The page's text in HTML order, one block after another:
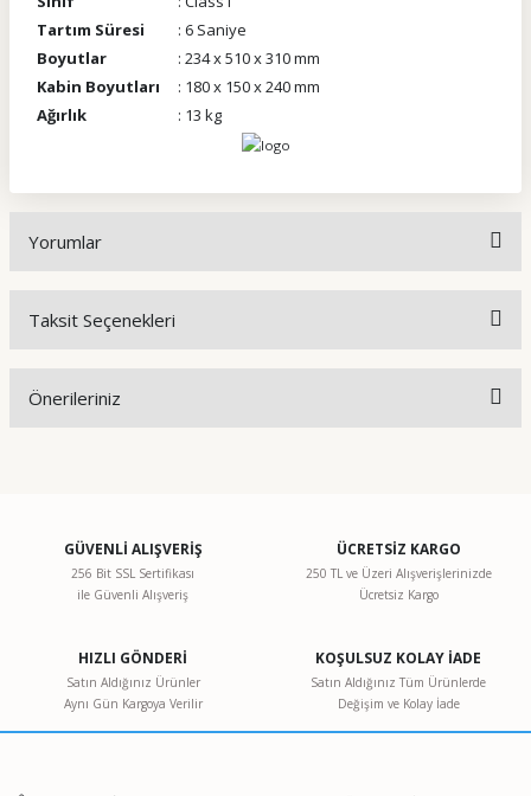
Tartım Süresi
: 6 Saniye
Boyutlar
: 234 x 510 x 310 mm
Kabin Boyutları
: 180 x 150 x 240 mm
Ağırlık
: 13 kg
Yorumlar
Taksit Seçenekleri
Önerileriniz
Ürün resmi kalitesiz, bozuk veya görüntülenemiyor.
Ürün bilgilerinde hatalar bulunuyor.
Ürün fiyatı diğer sitelerden daha pahalı.
GÜVENLİ ALIŞVERİŞ
256 Bit SSL Sertifikası
ile Güvenli Alışveriş
ÜCRETSİZ KARGO
250 TL ve Üzeri Alışverişlerinizde
Ücretsiz Kargo
HIZLI GÖNDERİ
Satın Aldığınız Ürünler
Aynı Gün Kargoya Verilir
KOŞULSUZ KOLAY İADE
Satın Aldığınız Tüm Ürünlerde
Değişim ve Kolay İade